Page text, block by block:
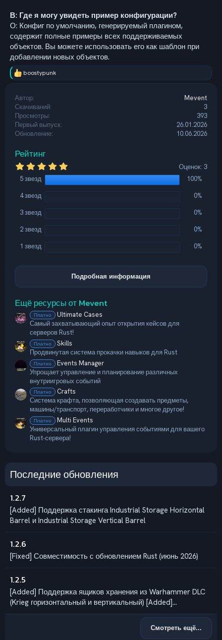
В: Где я могу увидеть пример конфигурации?
О: Конфиг по умолчанию, генерируемый плагином,
содержит полные примеры всех поддерживаемых
объектов. Вы можете использовать его как шаблон при
добавлении новых объектов.
Р
е
к
ц
и
и
boostypunk
Автор
Mevent
Скачиваний
3
Просмотры
393
Первый выпуск
26.01.2026
Обновление
10.06.2026
Рейтинг
,
0
з
в
ё
з
д
Оценок: 3
5 звезд
100%
4 звезд
0%
3 звезд
0%
2 звезд
0%
1 звезд
0%
Подробная информация
Ещё ресурсы от Mevent
Платно
Ultimate Cases
Самый захватывающий опыт открытия кейсов для
серверов Rust!
Платно
Skills
Продвинутая система прокачки навыков для Rust
Платно
Events Manager
Упрощает управление и планирование различных
внутриигровых событий
Платно
Crafts
Система крафта, позволяющая создавать предметы,
машины/транспорт, переработчики и многое другое!
Платно
Multi Events
Универсальный плагин управления событиями для вашего
Rust‑сервера!
Последние обновления
1.2.7
[Added] Поддержка стакинга Industrial Storage Horizontal
Barrel и Industrial Storage Vertical Barrel
1.2.6
[Fixed] Совместимость с обновлением Rust (июнь 2026)
1.2.5
[Added] Поддержка ящиков хранения из Warhammer DLC
(Krieg горизонтальный и вертикальный) [Added]...
Смотреть ещё...